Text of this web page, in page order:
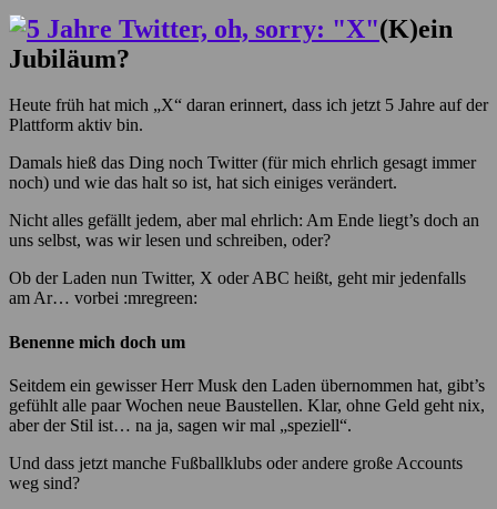
(K)ein
Jubiläum?
Heute früh hat mich „X“ daran erinnert, dass ich jetzt 5 Jahre auf der
Plattform aktiv bin.
Damals hieß das Ding noch Twitter (für mich ehrlich gesagt immer
noch) und wie das halt so ist, hat sich einiges verändert.
Nicht alles gefällt jedem, aber mal ehrlich: Am Ende liegt’s doch an
uns selbst, was wir lesen und schreiben, oder?
Ob der Laden nun Twitter, X oder ABC heißt, geht mir jedenfalls
am Ar… vorbei :mregreen:
Benenne mich doch um
Seitdem ein gewisser Herr Musk den Laden übernommen hat, gibt’s
gefühlt alle paar Wochen neue Baustellen. Klar, ohne Geld geht nix,
aber der Stil ist… na ja, sagen wir mal „speziell“.
Und dass jetzt manche Fußballklubs oder andere große Accounts
weg sind?